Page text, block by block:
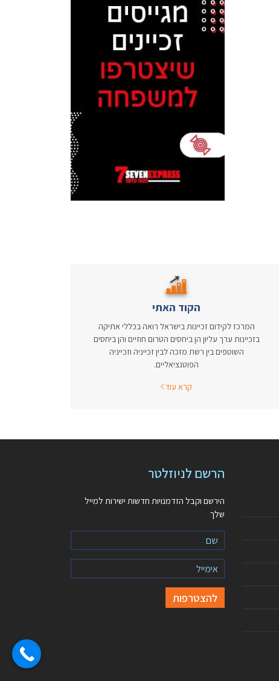
הקוד האתי
המרכז לקידום זכיינות בישראל רואה בכללי אתיקה
בזכיינות ערך עליון הן ביחסים הטרום חוזיים והן ביחסים
השוטפים בין רשת מזכה לבין זכייניה וזכייניה
הפוטנציאליים.
קרא עוד
הרשם לניוזלטר
הירשם וקבל הזדמנויות חדשות ישירות למייל
שלך